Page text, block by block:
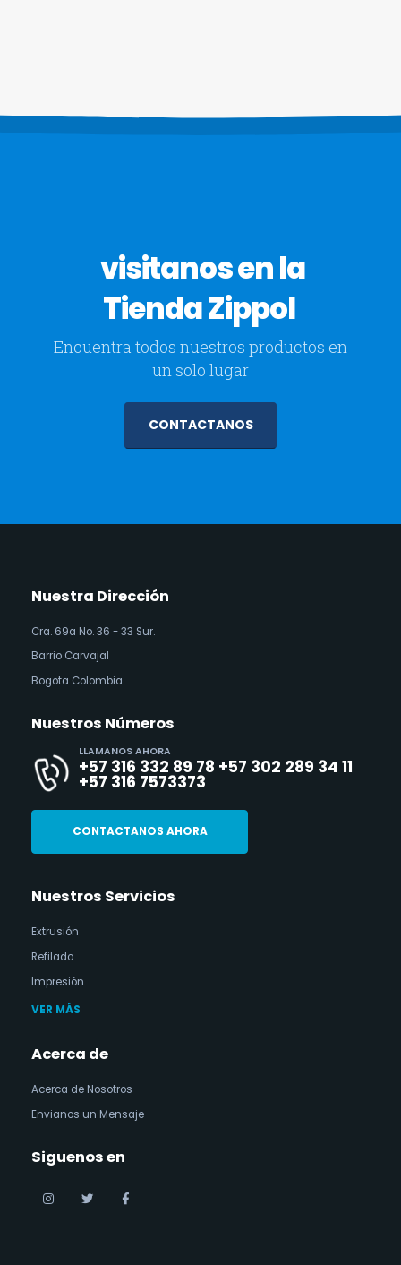
visitanos en la
Tienda Zippol
Encuentra todos nuestros productos en
un solo lugar
CONTACTANOS
Nuestra Dirección
Cra. 69a No. 36 - 33 Sur.
Barrio Carvajal
Bogota Colombia
Nuestros Números
LLAMANOS AHORA
+57 316 332 89 78 +57 302 289 34 11
+57 316 7573373
CONTACTANOS AHORA
Nuestros Servicios
Extrusión
Refilado
Impresión
VER MÁS
Acerca de
Acerca de Nosotros
Envianos un Mensaje
Siguenos en